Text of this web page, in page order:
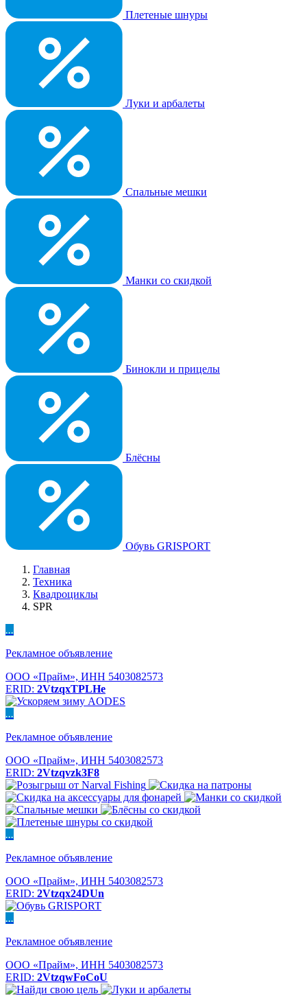
Плетеные шнуры
Луки и арбалеты
Спальные мешки
Манки со скидкой
Бинокли и прицелы
Блёсны
Обувь GRISPORT
Главная
Техника
Квадроциклы
SPR
...
Рекламное объявление
ООО «Прайм», ИНН 5403082573
ERID: 2VtzqxTPLHe
...
Рекламное объявление
ООО «Прайм», ИНН 5403082573
ERID: 2Vtzqvzk3F8
...
Рекламное объявление
ООО «Прайм», ИНН 5403082573
ERID: 2Vtzqx24DUn
...
Рекламное объявление
ООО «Прайм», ИНН 5403082573
ERID: 2VtzqwFoCoU